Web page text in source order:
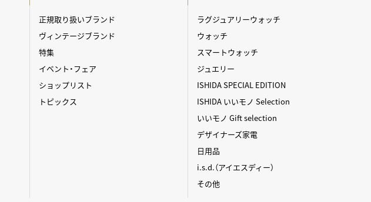
正規取り扱いブランド
ヴィンテージブランド
特集
イベント・フェア
ショップリスト
トピックス
ラグジュアリーウォッチ
ウォッチ
スマートウォッチ
ジュエリー
ISHIDA SPECIAL EDITION
ISHIDA いいモノ Selection
いいモノ Gift selection
デザイナーズ家電
日用品
i.s.d.（アイエスディー）
その他